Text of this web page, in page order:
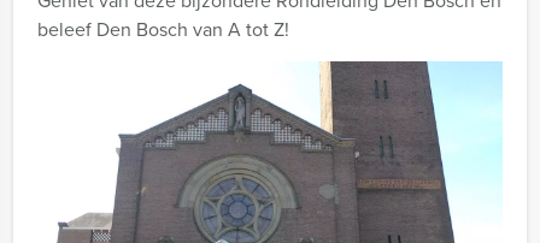
beleef Den Bosch van A tot Z!